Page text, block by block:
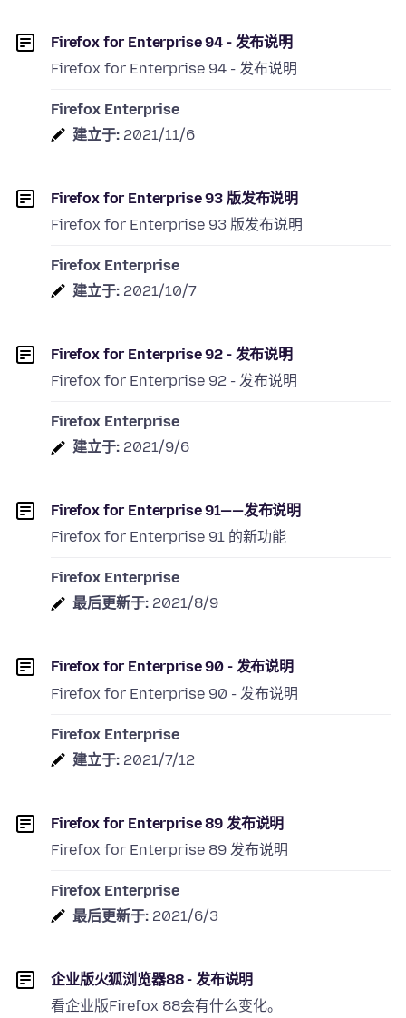
Firefox for Enterprise 94 - 发布说明
Firefox for Enterprise 94 - 发布说明
Firefox Enterprise
建立于: 2021/11/6
Firefox for Enterprise 93 版发布说明
Firefox for Enterprise 93 版发布说明
Firefox Enterprise
建立于: 2021/10/7
Firefox for Enterprise 92 - 发布说明
Firefox for Enterprise 92 - 发布说明
Firefox Enterprise
建立于: 2021/9/6
Firefox for Enterprise 91——发布说明
Firefox for Enterprise 91 的新功能
Firefox Enterprise
最后更新于: 2021/8/9
Firefox for Enterprise 90 - 发布说明
Firefox for Enterprise 90 - 发布说明
Firefox Enterprise
建立于: 2021/7/12
Firefox for Enterprise 89 发布说明
Firefox for Enterprise 89 发布说明
Firefox Enterprise
最后更新于: 2021/6/3
企业版火狐浏览器88 - 发布说明
看企业版Firefox 88会有什么变化。